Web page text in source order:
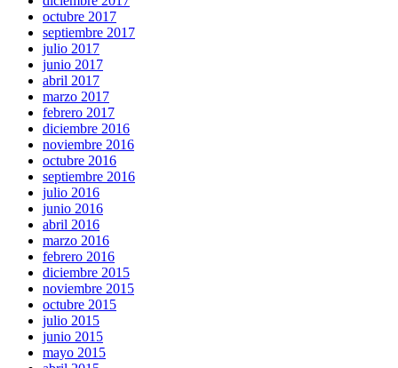
octubre 2017
septiembre 2017
julio 2017
junio 2017
abril 2017
marzo 2017
febrero 2017
diciembre 2016
noviembre 2016
octubre 2016
septiembre 2016
julio 2016
junio 2016
abril 2016
marzo 2016
febrero 2016
diciembre 2015
noviembre 2015
octubre 2015
julio 2015
junio 2015
mayo 2015